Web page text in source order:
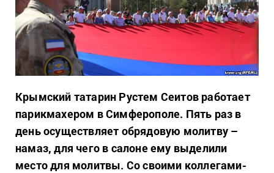
Крымский татарин Рустем Сеитов работает
парикмахером в Симферополе. Пять раз в
день осуществляет обрядовую молитву –
намаз, для чего в салоне ему выделили
место для молитвы. Со своими коллегами-